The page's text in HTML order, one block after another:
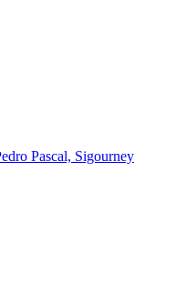
Pascal, Sigourney